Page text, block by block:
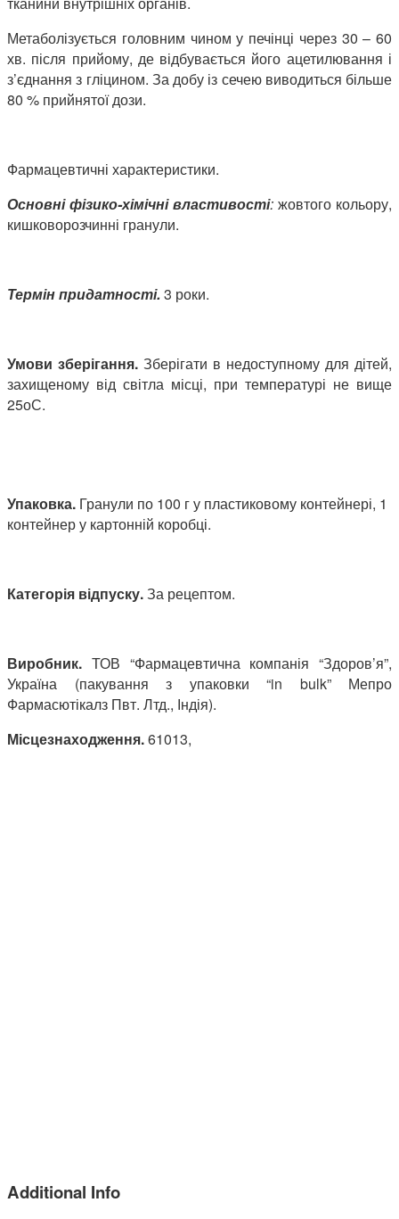
Метаболізується головним чином у печінці через 30 – 60
хв. після прийому, де відбувається його ацетилювання і
з’єднання з гліцином. За добу із сечею виводиться більше
80 % прийнятої дози.
Фармацевтичні характеристики.
Основні фізико-хімічні властивості: жовтого кольору,
кишковорозчинні гранули.
Термін придатності. 3 роки.
Умови зберігання. Зберігати в недоступному для дітей,
захищеному від світла місці, при температурі не вище
25оС.
Упаковка. Гранули по 100 г у пластиковому контейнері, 1
контейнер у картонній коробці.
Категорія відпуску.За рецептом.
Виробник. ТОВ “Фармацевтична компанія “Здоров’я”,
Україна (пакування з упаковки “in bulk” Мепро
Фармасютікалз Пвт. Лтд., Індія).
Місцезнаходження.61013,
Additional Info